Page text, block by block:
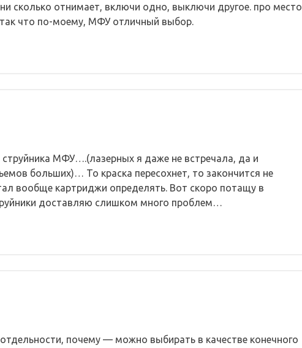
сколько отнимает, включи одно, выключи другое. про место
что по-моему, МФУ отличный выбор.
МФУ….(лазерных я даже не встречала, да и
больших)… То краска пересохнет, то закончится не
вообще картриджи определять. Вот скоро потащу в
доставляю слишком много проблем…
почему — можно выбирать в качестве конечного